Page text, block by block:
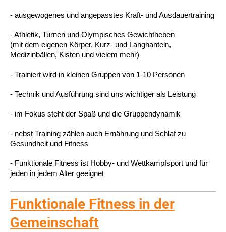
- ausgewogenes und angepasstes Kraft- und Ausdauertraining
- Athletik, Turnen und Olympisches Gewichtheben
(mit dem eigenen Körper, Kurz- und Langhanteln,
Medizinbällen, Kisten und vielem mehr)
- Trainiert wird in kleinen Gruppen von 1-10 Personen
- Technik und Ausführung sind uns wichtiger als Leistung
- im Fokus steht der Spaß und die Gruppendynamik
- nebst Training zählen auch Ernährung und Schlaf zu
Gesundheit und Fitness
- Funktionale Fitness ist Hobby- und Wettkampfsport und für
jeden in jedem Alter geeignet
Funktionale Fitness in der
Gemeinschaft